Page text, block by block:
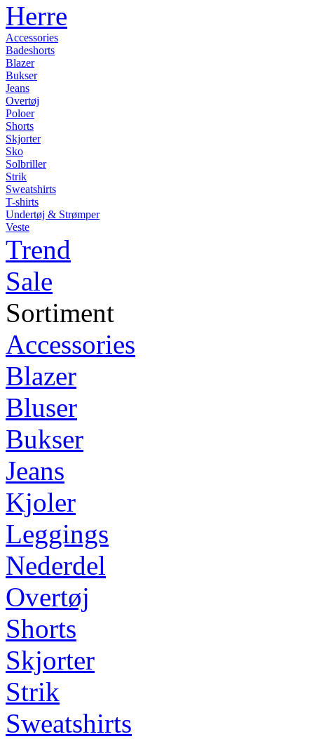
Herre
Accessories
Badeshorts
Blazer
Bukser
Jeans
Overtøj
Poloer
Shorts
Skjorter
Sko
Solbriller
Strik
Sweatshirts
T-shirts
Undertøj & Strømper
Veste
Trend
Sale
Sortiment
Accessories
Blazer
Bluser
Bukser
Jeans
Kjoler
Leggings
Nederdel
Overtøj
Shorts
Skjorter
Strik
Sweatshirts